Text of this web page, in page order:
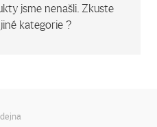
jsme nenašli. Zkuste
kategorie ?